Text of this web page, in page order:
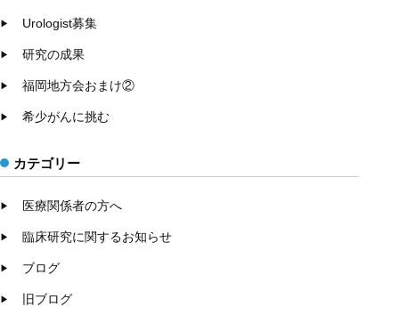
Urologist募集
研究の成果
福岡地方会おまけ②
希少がんに挑む
カテゴリー
医療関係者の方へ
臨床研究に関するお知らせ
ブログ
旧ブログ